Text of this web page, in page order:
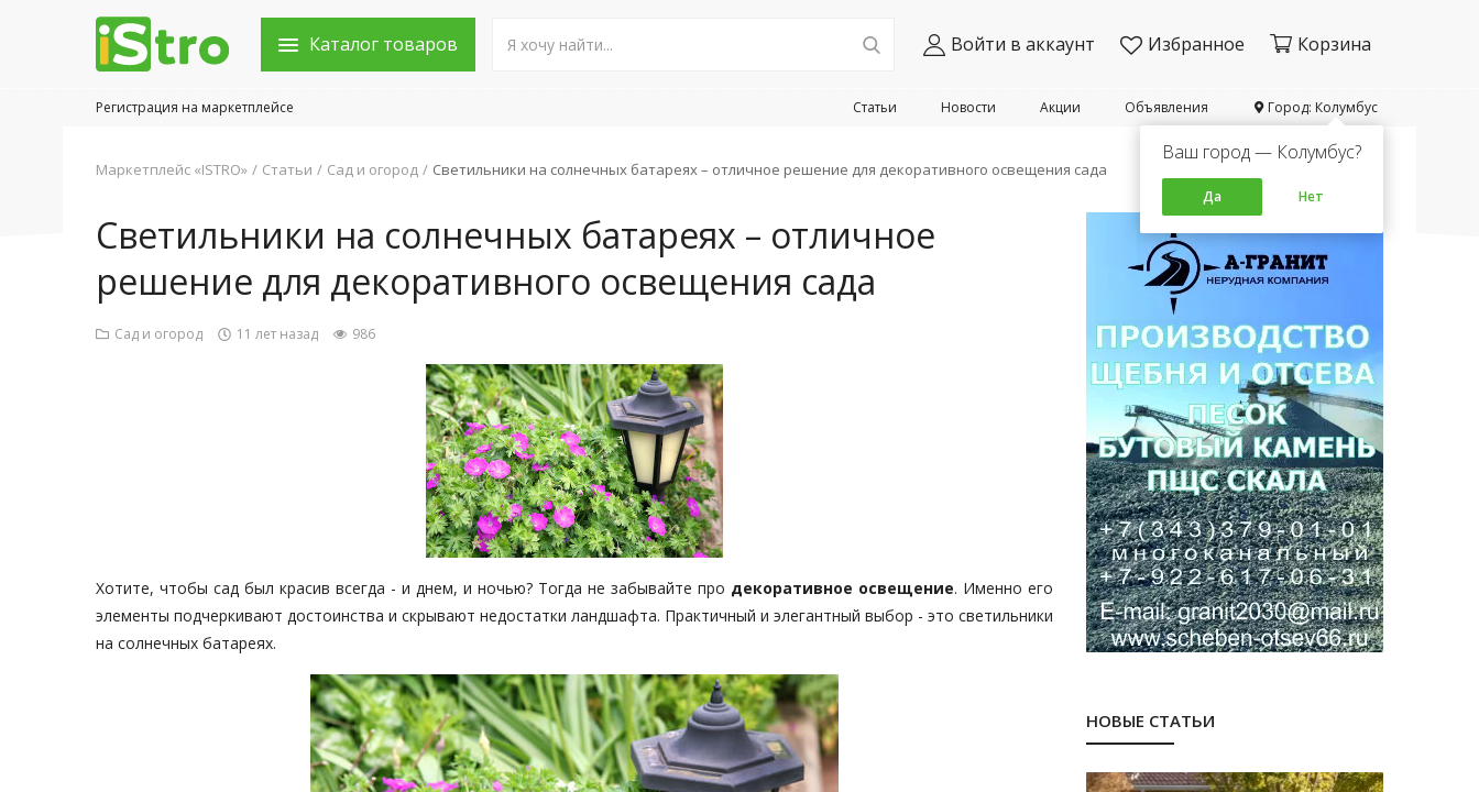
Каталог товаров Войти в аккаунт Избранное Корзина
Город: Колумбус
Ваш город — Колумбус?
Да Нет
Объявления
Акции
Новости
Статьи
Регистрация на маркетплейсе
Маркетплейс «ISTRO» Статьи Сад и огород Светильники на солнечных батареях – отличное решение для декоративного освещения сада
Светильники на солнечных батареях – отличное
решение для декоративного освещения сада
Сад и огород 11 лет назад 986
Хотите, чтобы сад был красив всегда - и днем, и ночью? Тогда не забывайте про декоративное освещение. Именно его
элементы подчеркивают достоинства и скрывают недостатки ландшафта. Практичный и элегантный выбор - это светильники
на солнечных батареях.
НОВЫЕ СТАТЬИ